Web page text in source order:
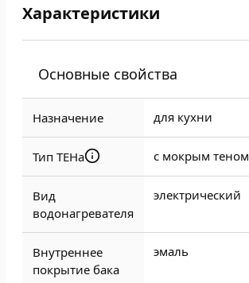
Характеристики
Основные свойства
Назначение для кухни
Тип ТЕНа с мокрым теном
Вид
водонагревателя
электрический
Внутреннее
покрытие бака
эмаль